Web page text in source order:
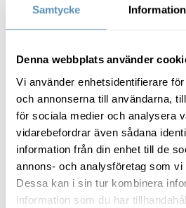
Samtycke Information
Denna webbplats använder
Vi använder enhetsidentifierare
och annonserna till användarna,
för sociala medier och analysera
vidarebefordrar även sådana
information från din enhet till de
annons- och analysföretag som vi
Dessa kan i sin tur kombinera
information som du har
fundament
2021-04-27 05:30
Wihlborgs delårsrapport jan-
Pressmeddelande (pdf)
Presentation
Wihlborgs
hållbarhetsredovisning
2021-04-01 05:30